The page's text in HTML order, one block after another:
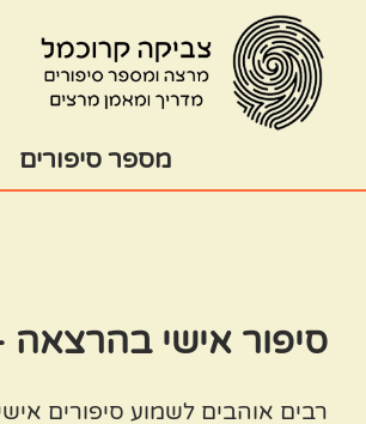
יצירת
קשר
עבור
לתוכן
מספר סיפורים
סיפור אישי בהרצאה
רבים אוהבים לשמוע סיפורים